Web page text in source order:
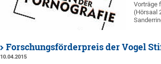
Vorträge
(Hörsaal
Forschungsförderpreis der Vogel
10.04.2015